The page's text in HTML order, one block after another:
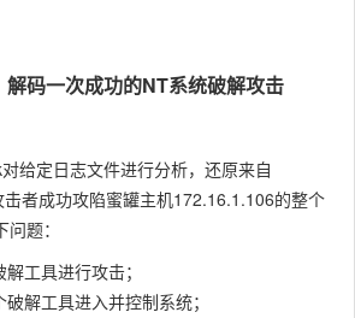
码一次成功的NT系统破解攻击
给定日志文件进行分析，还原来自
击者成功攻陷蜜罐主机172.16.1.106的整个
题：
工具进行攻击；
解工具进入并控制系统；